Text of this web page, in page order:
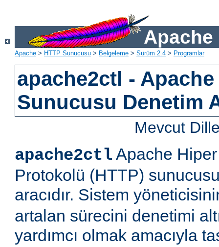
Apache
Apache > HTTP Sunucusu > Belgeleme > Sürüm 2.4 > Programlar
apache2ctl - Apache
Sunucusu Denetim
Mevcut
apache2ctl Apache
Protokolü (HTTP)
aracıdır. Sistem
artalan sürecini denetimi
yardımcı olmak amacıyla